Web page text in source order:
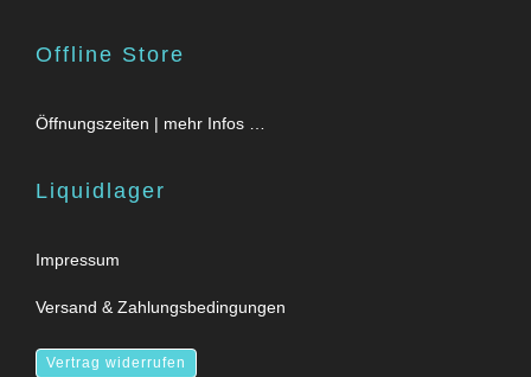
Offline Store
Öffnungszeiten | mehr Infos …
Liquidlager
Impressum
Versand & Zahlungsbedingungen
Vertrag widerrufen